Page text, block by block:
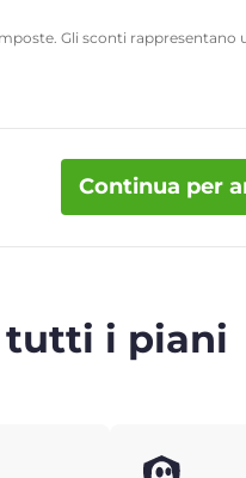
Gli sconti rappresentano
Continua per
tutti i piani